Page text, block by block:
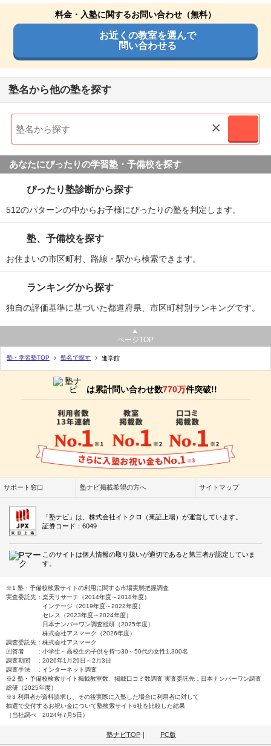
料金・入塾に関するお問い合わせ（無料）
お近くの教室を選んで
問い合わせる
塾名から他の塾を探す
×
あなたにぴったりの学習塾・予備校を探す
ぴったり塾診断から探す
512のパターンの中からお子様にぴったりの塾を判定します。
塾、予備校を探す
お住まいの市区町村、路線・駅から検索できます。
ランキングから探す
独自の評価基準に基づいた都道府県、市区町村別ランキングです。
ページTOP
塾・学習塾TOP 塾名で探す 進学館
は累計問い合わせ数770万件突破!!
サポート窓口 塾ナビ掲載希望の方へ サイトマップ
「塾ナビ」は、株式会社イトクロ（東証上場）が運営しています。
証券コード：6049
このサイトは個人情報の取り扱いが適切であると第三者が認定していま
す。
※1 塾・予備校検索サイトの利用に関する市場実態把握調査
実査委託先：楽天リサーチ（2014年度～2018年度）
インテージ（2019年度～2022年度）
セレス（2023年度～2024年度）
日本ナンバーワン調査総研（2025年度）
株式会社アスマーク（2026年度）
調査委託先：株式会社アスマーク
回答者 ：小学生～高校生の子供を持つ30～50代の女性1,300名
調査期間 ：2026年1月29日～2月3日
調査手法 ：インターネット調査
※2 塾・予備校検索サイト掲載教室数、掲載口コミ数調査 実査委託先：日本ナンバーワン調査
総研（2025年度）
※3 利用者が資料請求し、その後実際に入塾した場合に利用者に対して
抽選で交付するお祝い金について塾検索サイト6社を比較した結果
（当社調べ 2024年7月5日）
塾ナビTOP｜ PC版